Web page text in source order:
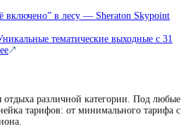
включено” в лесу — Sheraton Skypoint
тематические выходные с 31
отдыха различной категории. Под любые
тарифов: от минимального тарифа с